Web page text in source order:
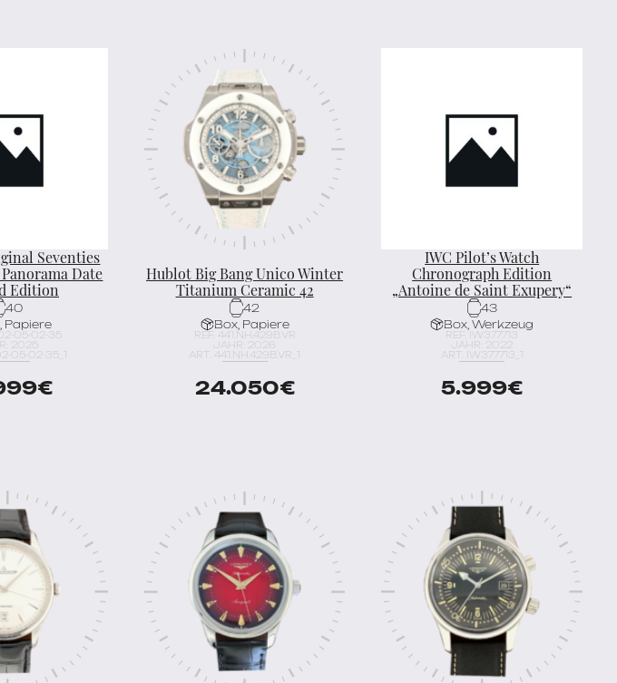
Seventies
Date
Edition
40
Papiere
02-05-02-35
2025
05-02-35_1
€
Hublot Big Bang Unico Winter
Titanium Ceramic 42
42
Box, Papiere
REF. 441.NH.429B.VR
JAHR: 2026
ART. 441.NH.429B.VR_1
24.050€
IWC Pilot’s Watch
Chronograph Edition
„Antoine de Saint Exupery“
43
Box, Werkzeug
REF. IW377713
JAHR: 2022
ART. IW377713_1
5.999€